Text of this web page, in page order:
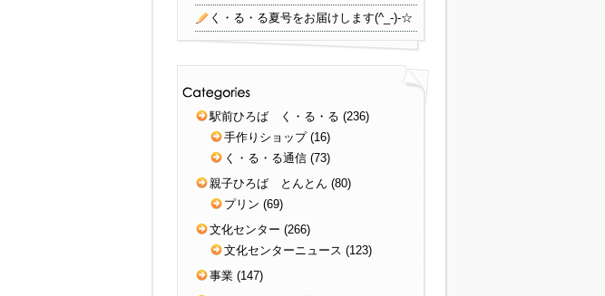
く・る・る夏号をお届けします(^_-)-☆
駅前ひろば く・る・る (236)
手作りショップ(16)
く・る・る通信 (73)
親子ひろば とんとん (80)
プリン (69)
文化センター (266)
文化センターニュース (123)
事業 (147)